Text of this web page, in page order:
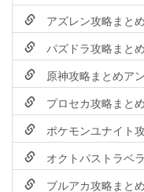
アズレン攻略まと
パズドラ攻略まと
原神攻略まとめア
プロセカ攻略まと
ポケモンユナイト
オクトパストラベ
ブルアカ攻略まと